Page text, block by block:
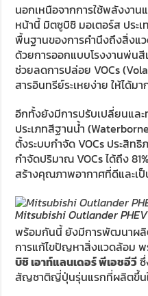
นอกเหนือจากการใช้พลังงา
หน้านี้ มิตซูบิชิ มอเตอร์ส ประ
พื้นฐานของการคำนึงถึงสิ่งแ
ด้วยการออกแบบโรงงานพ่น
ช่วยลดการปล่อย VOCs
สารอินทรีย์ระเหยง่าย ให้ได้ม
อีกทั้งยังมีการปรับเปลี่ยนแล
ประเภทสีฐานน้ำ
ตั้งระบบกำจัด VOCs ประสิท
กำจัดปริมาณ VOCs ได้ถึง
สร้างคุณภาพอากาศที่ดีและเ
Mitsubishi Outlander PHEV
พร้อมกันนี้ ยังมีการพัฒนาผ
การแก้ไขปัญหาสิ่งแวดล้อม
บิชิ เอาท์แลนเดอร์ พีเอชอีวี
สัญชาติญี่ปุ่นรุ่นแรกที่ผลิตขึ้นใ